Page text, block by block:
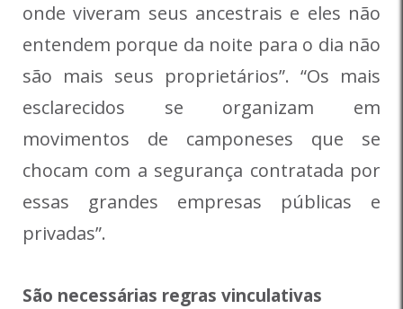
onde viveram seus ancestrais e eles não
entendem porque da noite para o dia não
são mais seus proprietários”. “Os mais
esclarecidos se organizam em
movimentos de camponeses que se
chocam com a segurança contratada por
essas grandes empresas públicas e
privadas”.
São necessárias regras vinculativas